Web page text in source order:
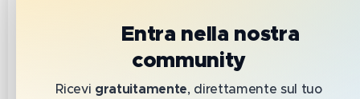
Entra nella nostra
community
Ricevi gratuitamente, direttamente sul tuo
IL PERISCOPIO DEL DIRITTO